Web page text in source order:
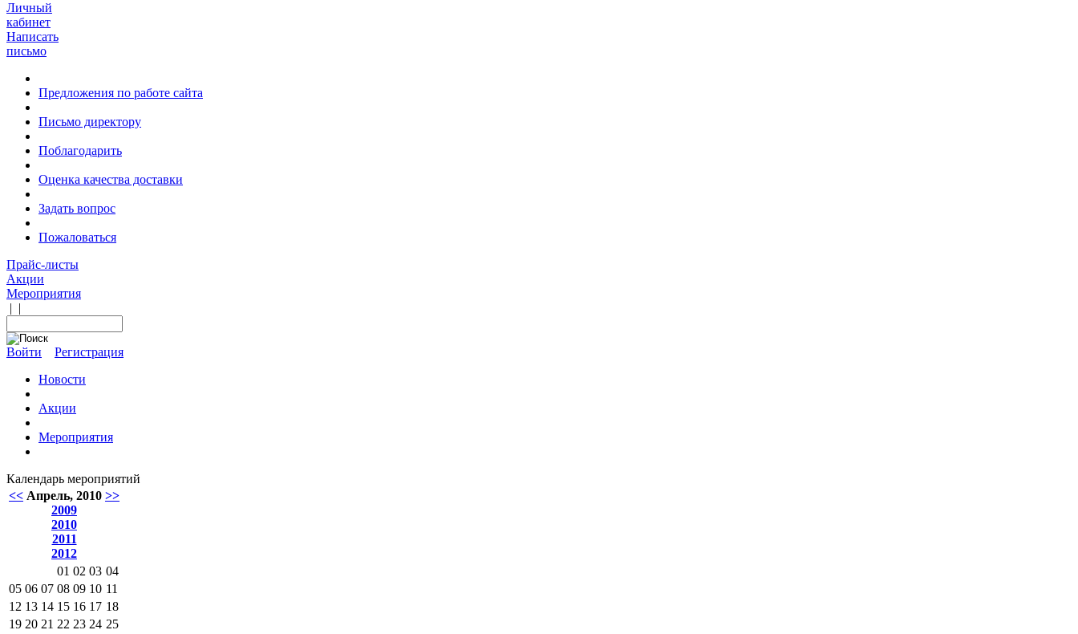
Личный
кабинет
Написать
письмо
Предложения по работе сайта
Письмо директору
Поблагодарить
Оценка качества доставки
Задать вопрос
Пожаловаться
Прайс-листы
Акции
Мероприятия
| |
Войти
Регистрация
Новости
Акции
Мероприятия
Календарь мероприятий
<< Апрель, 2010 >>
2009
2010
2011
2012
01 02 03 04
05 06 07 08 09 10 11
12 13 14 15 16 17 18
19 20 21 22 23 24 25